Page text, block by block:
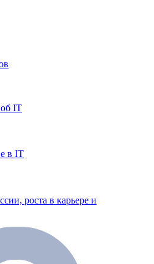
IT
в IT
роста в карьере и